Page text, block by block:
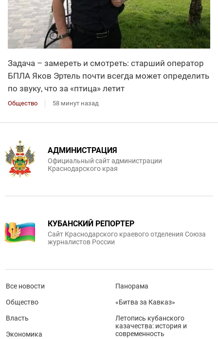
Задача – замереть и смотреть: старший оператор
БПЛА Яков Эртель почти всегда может определить
по звуку, что за «птица» летит
Общество 58 минут назад
АДМИНИСТРАЦИЯ
Официальный сайт администрации
Краснодарского края
КУБАНСКИЙ РЕПОРТЕР
Сайт Краснодарского краевого отделения Союза
журналистов России
Все новости
Общество
Власть
Экономика
Панорама
«Битва за Кавказ»
Летопись кубанского
казачества: история и
современность